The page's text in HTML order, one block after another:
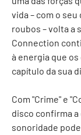
vida – com o
roubos – volta a
Connection
à energia que
capítulo da sua
Com "Crime" e
disco confirma
sonoridade